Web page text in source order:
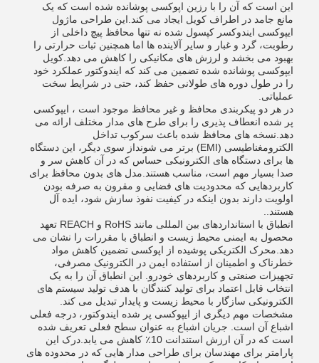
این است که آن را با رزین اپوکسی پوشانده شده است که یک
مانع جامد در اطراف کویل ایجاد می کند.این طراحی ماژول
ایپوکسی ایندوکسر کپسول شده نه تنها محافظ پیچ داخلی از
رطوبت، گرد و غبار و سایر آلاینده ها اما همچنین ثبات حرارتی را
بهبود می بخشد و لرزش های مکانیکی را کاهش می دهد.کویل
ایپوکسی پوشانده شده تضمین می کند که ایندوکتور عملکرد خود
را در طول دوره های طولانی حفظ کند، حتی در شرایط سخت
عملیاتی.
در هر دو پیکربندی محافظ و غیر محافظ موجود است ، ایپوکسی
پر شده انعطاف پذیری را برای طرح های مدار مختلف ارائه می
دهد.نسخه های محافظ شده باعث سرکوب تداخل
الکترومغناطیسی (EMI) برتر می شونداز سوی دیگر، این دستگاه
ها برای دستگاه های الکترونیکی حساس که در آن کاهش سر و
صدا بسیار مهم است، مناسب هستند.مدل های بدون محافظ برای
کاربردهایی که محدودیت های فضایی و مقرون به صرفه بودن
اولویت دارند بدون اینکه در کیفیت نفوذ سازش شود، ایده آل
هستند..
انطباق با استانداردهای بین المللی مانند RoHS و REACH تعهد
محصول به ایمنی محیط زیست و انطباق با مقررات را نشان می
دهد.محرک الکتریکی پوشیده از اپوکسی تضمین کاهش مواد
خطرناک و اطمینان از استفاده ایمن در الکترونیک مصرفی،
تجهیزات صنعتی و کاربردهای خودرو. این انطباق آن را به یک
انتخاب قابل اعتماد برای تولید کنندگان با هدف تولید سیستم های
الکترونیکی سازگار با محیط زیست و پایدار تبدیل می کند.
مشخصات مهم دیگری از ایپوکسی پر شده ایندوکتور، درجه فعلی
اشباع آن است. جریان اشباع به عنوان سطح فعلی تعریف شده
است که در آن ارزش استندانت 10٪ کاهش می یابد.درک این
پارامتر برای مهندسان برای طراحی مدار هایی که در محدوده های